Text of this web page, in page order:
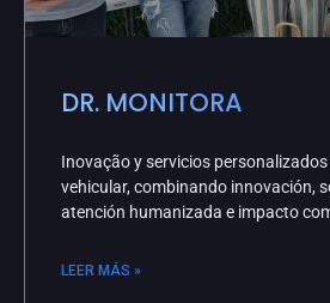
DR. MONITORA
Inovação y servicios
vehicular, combinando innovación,
atención humanizada e impacto
LEER MÁS »